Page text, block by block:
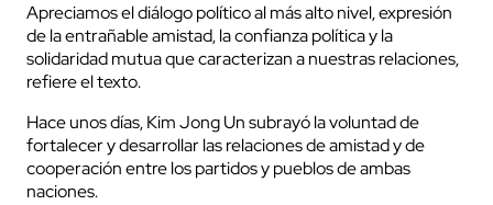
Apreciamos el diálogo político al más alto nivel, expresión
de la entrañable amistad, la confianza política y la
solidaridad mutua que caracterizan a nuestras relaciones,
refiere el texto.
Hace unos días, Kim Jong Un subrayó la voluntad de
fortalecer y desarrollar las relaciones de amistad y de
cooperación entre los partidos y pueblos de ambas
naciones.